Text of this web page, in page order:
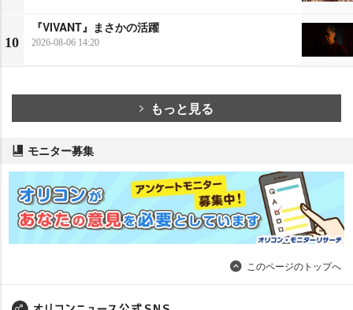
10
『VIVANT』まさかの活躍
2026-08-06 14:20
もっと見る
モニター募集
このページのトップへ